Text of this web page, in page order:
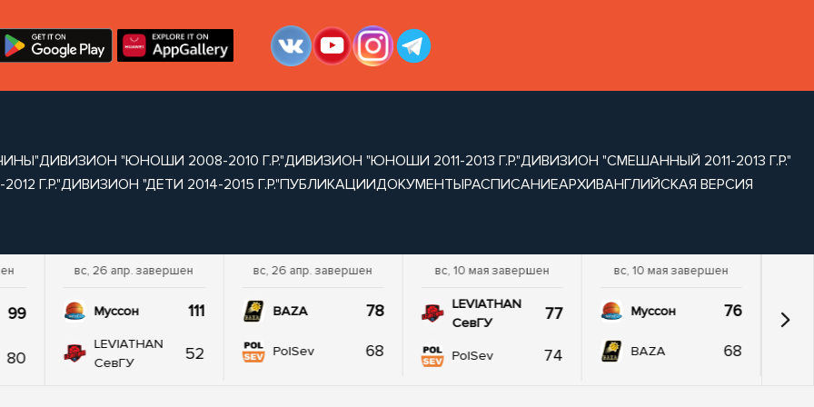
ДИВИЗИОН "ЮНОШИ 2008-2010 Г.Р."ДИВИЗИОН "ЮНОШИ 2011-2013 Г.Р."ДИВИЗИОН "СМЕШАННЫЙ 2011-2013 Г.Р."
Г.Р."ДИВИЗИОН "ДЕТИ 2014-2015 Г.Р."ПУБЛИКАЦИИДОКУМЕНТЫРАСПИСАНИЕАРХИВАНГЛИЙСКАЯ ВЕРСИЯ
99
80
вс, 26 апр. завершен
Муссон 111
LEVIATHAN
СевГУ
52
вс, 26 апр. завершен
BAZA 78
PolSev 68
вс, 10 мая завершен
LEVIATHAN
СевГУ
77
PolSev 74
вс, 10 мая завершен
Муссон 76
BAZA 68